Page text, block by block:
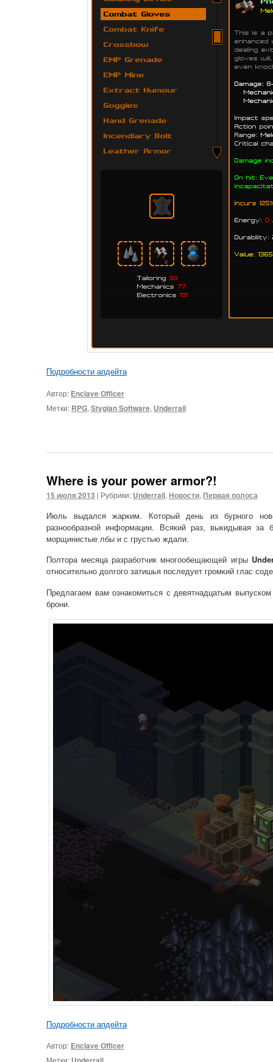
Подробности апдейта
Автор: Enclave Officer
Метки: RPG, Stygian Software, Underrail
Where is your power armor?!
15 июля 2013 | Рубрики: Underrail, Новости, Первая полоса
Июль выдался жарким. Который день из бурного
разнообразной информации. Всякий раз, выкидывая
морщинистые лбы и с грустью ждали.
Полтора месяца разработчик многообещающей игры
относительно долгого затишья последует громкий глас
Предлагаем вам ознакомиться с девятнадцатым
брони.
Подробности апдейта
Автор: Enclave Officer